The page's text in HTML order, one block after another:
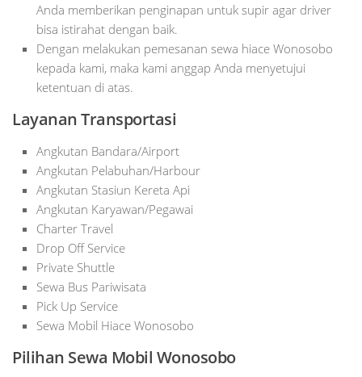
Anda memberikan penginapan untuk supir agar driver
bisa istirahat dengan baik.
Dengan melakukan pemesanan sewa hiace Wonosobo
kepada kami, maka kami anggap Anda menyetujui
ketentuan di atas.
Layanan Transportasi
Angkutan Bandara/Airport
Angkutan Pelabuhan/Harbour
Angkutan Stasiun Kereta Api
Angkutan Karyawan/Pegawai
Charter Travel
Drop Off Service
Private Shuttle
Sewa Bus Pariwisata
Pick Up Service
Sewa Mobil Hiace Wonosobo
Pilihan Sewa Mobil Wonosobo